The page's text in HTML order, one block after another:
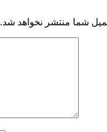
شما منتشر نخواهد شد.